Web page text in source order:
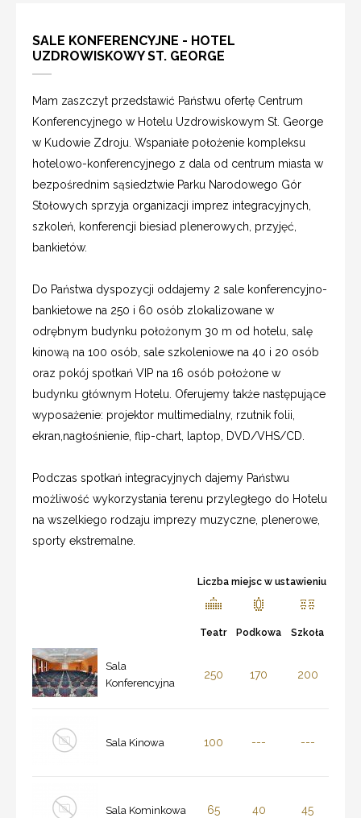
SALE KONFERENCYJNE - HOTEL
UZDROWISKOWY ST. GEORGE
Mam zaszczyt przedstawić Państwu ofertę Centrum
Konferencyjnego w Hotelu Uzdrowiskowym St. George
w Kudowie Zdroju. Wspaniałe położenie kompleksu
hotelowo-konferencyjnego z dala od centrum miasta w
bezpośrednim sąsiedztwie Parku Narodowego Gór
Stołowych sprzyja organizacji imprez integracyjnych,
szkoleń, konferencji biesiad plenerowych, przyjęć,
bankietów.
Do Państwa dyspozycji oddajemy 2 sale konferencyjno-
bankietowe na 250 i 60 osób zlokalizowane w
odrębnym budynku położonym 30 m od hotelu, salę
kinową na 100 osób, sale szkoleniowe na 40 i 20 osób
oraz pokój spotkań VIP na 16 osób położone w
budynku głównym Hotelu. Oferujemy także następujące
wyposażenie: projektor multimedialny, rzutnik folii,
ekran,nagłośnienie, flip-chart, laptop, DVD/VHS/CD.
Podczas spotkań integracyjnych dajemy Państwu
możliwość wykorzystania terenu przyległego do Hotelu
na wszelkiego rodzaju imprezy muzyczne, plenerowe,
sporty ekstremalne.
Liczba miejsc w ustawieniu
Teatr Podkowa Szkoła
Sala
Konferencyjna
250 170 200
Sala Kinowa 100 --- ---
Sala Kominkowa 65 40 45